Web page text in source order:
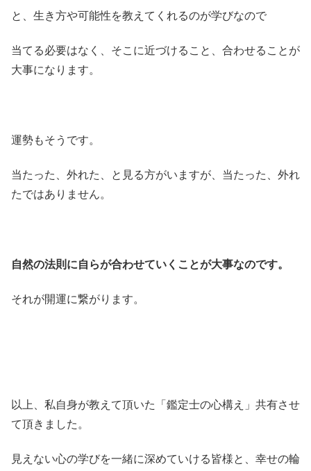
と、生き方や可能性を教えてくれるのが学びなので
当てる必要はなく、そこに近づけること、合わせることが
大事になります。
運勢もそうです。
当たった、外れた、と見る方がいますが、当たった、外れ
たではありません。
自然の法則に自らが合わせていくことが大事なのです。
それが開運に繋がります。
以上、私自身が教えて頂いた「鑑定士の心構え」共有させ
て頂きました。
見えない心の学びを一緒に深めていける皆様と、幸せの輪